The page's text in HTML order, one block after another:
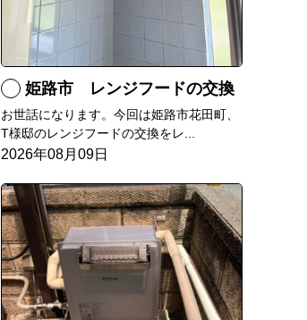
姫路市 レンジフードの交換
お世話になります。今回は姫路市花田町、
T様邸のレンジフードの交換をレ...
2026年08月09日